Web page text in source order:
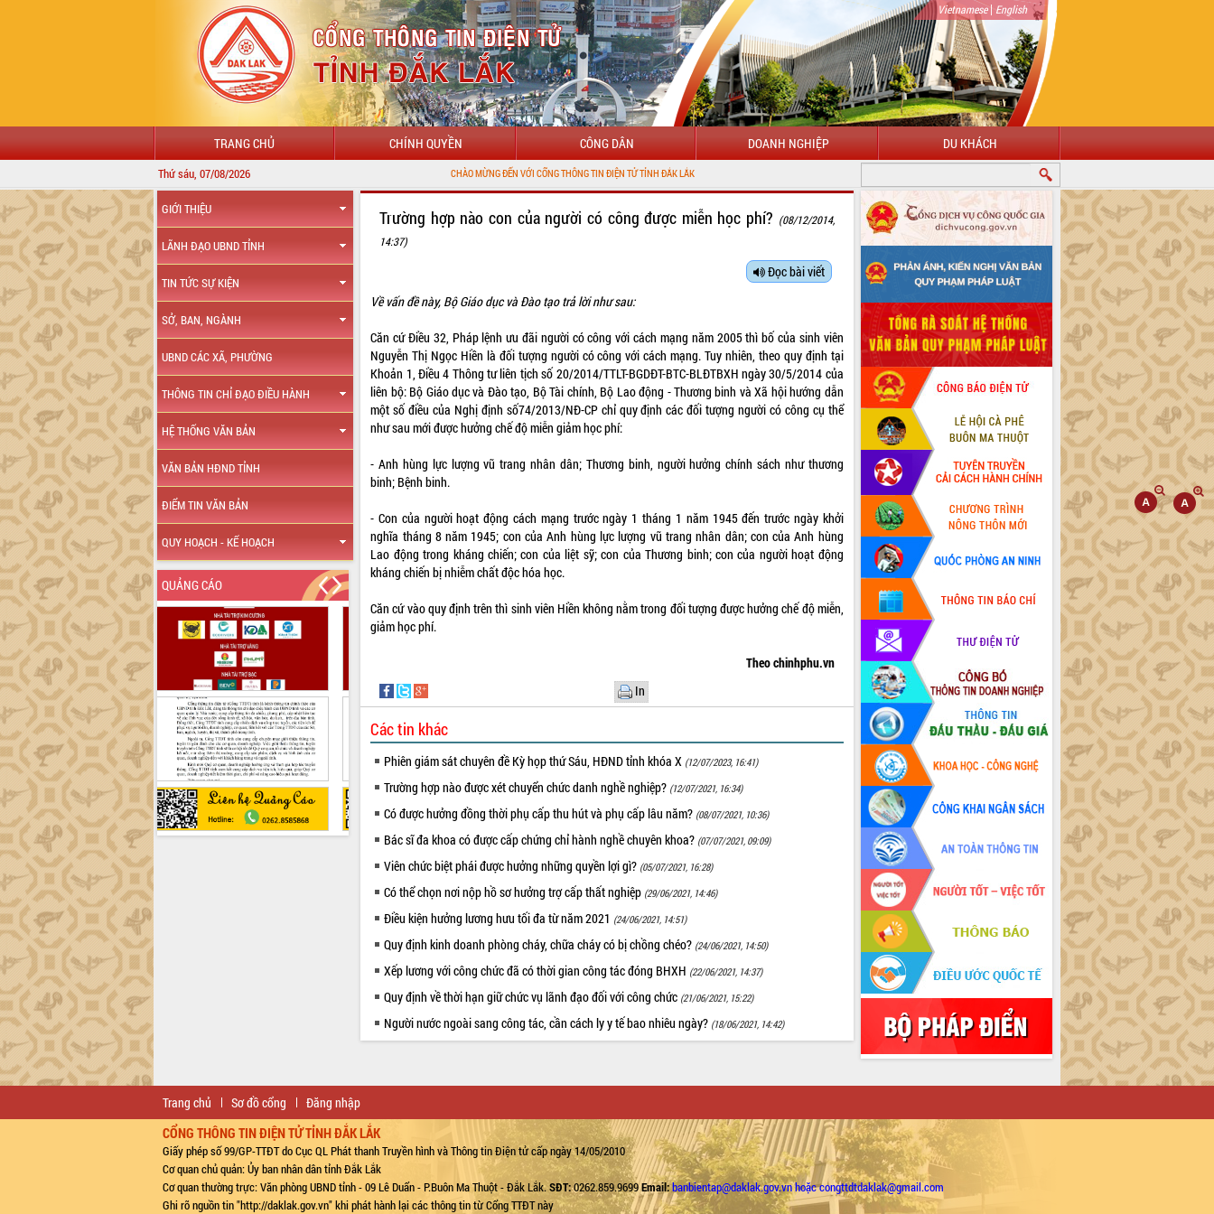
Vietnamese| English
TRANG CHỦ CHÍNH QUYỀN CÔNG DÂN DOANH NGHIỆP DU KHÁCH
Thứ sáu, 07/08/2026 CHÀO MỪNG ĐẾN VỚI CỔNG THÔNG TIN ĐIỆN TỬ TỈNH ĐẮK LẮK
GIỚI THIỆU
LÃNH ĐẠO UBND TỈNH
TIN TỨC SỰ KIỆN
SỞ, BAN, NGÀNH
UBND CÁC XÃ, PHƯỜNG
THÔNG TIN CHỈ ĐẠO ĐIỀU HÀNH
HỆ THỐNG VĂN BẢN
VĂN BẢN HĐND TỈNH
ĐIỂM TIN VĂN BẢN
QUY HOẠCH - KẾ HOẠCH
QUẢNG CÁO
Trường hợp nào con của người có công được miễn học phí? (08/12/2014,
14:37)
Đọc bài viết
Về vấn đề này, Bộ Giáo dục và Đào tạo trả lời như sau:
Căn cứ Điều 32, Pháp lệnh ưu đãi người có công với cách mạng năm 2005 thì bố của sinh viên
Nguyễn Thị Ngọc Hiền là đối tượng người có công với cách mạng. Tuy nhiên, theo quy định tại
Khoản 1, Điều 4 Thông tư liên tịch số 20/2014/TTLT-BGDĐT-BTC-BLĐTBXH ngày 30/5/2014 của
liên bộ: Bộ Giáo dục và Đào tạo, Bộ Tài chính, Bộ Lao động - Thương binh và Xã hội hướng dẫn
một số điều của Nghị định số74/2013/NĐ-CP chỉ quy định các đối tượng người có công cụ thể
như sau mới được hưởng chế độ miễn giảm học phí:
- Anh hùng lực lượng vũ trang nhân dân; Thương binh, người hưởng chính sách như thương
binh; Bệnh binh.
- Con của người hoạt động cách mạng trước ngày 1 tháng 1 năm 1945 đến trước ngày khởi
nghĩa tháng 8 năm 1945; con của Anh hùng lực lượng vũ trang nhân dân; con của Anh hùng
Lao động trong kháng chiến; con của liệt sỹ; con của Thương binh; con của người hoạt động
kháng chiến bị nhiễm chất độc hóa học.
Căn cứ vào quy định trên thì sinh viên Hiền không nằm trong đối tượng được hưởng chế độ miễn,
giảm học phí.
Theo chinhphu.vn
In
Các tin khác
Phiên giám sát chuyên đề Kỳ họp thứ Sáu, HĐND tỉnh khóa X (12/07/2023, 16:41)
Trường hợp nào được xét chuyển chức danh nghề nghiệp? (12/07/2021, 16:34)
Có được hưởng đồng thời phụ cấp thu hút và phụ cấp lâu năm? (08/07/2021, 10:36)
Bác sĩ đa khoa có được cấp chứng chỉ hành nghề chuyên khoa? (07/07/2021, 09:09)
Viên chức biệt phái được hưởng những quyền lợi gì? (05/07/2021, 16:28)
Có thể chọn nơi nộp hồ sơ hưởng trợ cấp thất nghiệp (29/06/2021, 14:46)
Điều kiện hưởng lương hưu tối đa từ năm 2021 (24/06/2021, 14:51)
Quy định kinh doanh phòng cháy, chữa cháy có bị chồng chéo? (24/06/2021, 14:50)
Xếp lương với công chức đã có thời gian công tác đóng BHXH (22/06/2021, 14:37)
Quy định về thời hạn giữ chức vụ lãnh đạo đối với công chức (21/06/2021, 15:22)
Người nước ngoài sang công tác, cần cách ly y tế bao nhiêu ngày? (18/06/2021, 14:42)
Trang chủ Sơ đồ cổng Đăng nhập
CỔNG THÔNG TIN ĐIỆN TỬ TỈNH ĐẮK LẮK
Giấy phép số 99/GP-TTĐT do Cục QL Phát thanh Truyền hình và Thông tin Điện tử cấp ngày 14/05/2010
Cơ quan chủ quản: Ủy ban nhân dân tỉnh Đắk Lắk
Cơ quan thường trực: Văn phòng UBND tỉnh - 09 Lê Duẩn - P.Buôn Ma Thuột - Đắk Lắk.SĐT:0262.859.9699Email:banbientap@daklak.gov.vn hoặc congttdtdaklak@gmail.com
Ghi rõ nguồn tin "http://daklak.gov.vn" khi phát hành lại các thông tin từ Cổng TTĐT này